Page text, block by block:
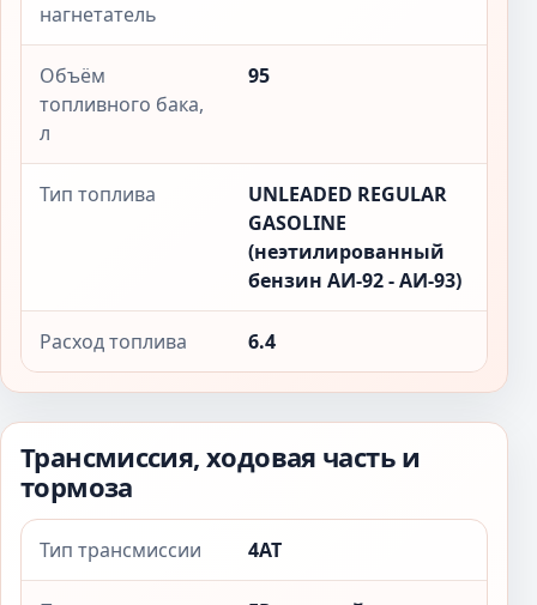
нагнетатель
Объём
топливного бака,
л
95
Тип топлива
UNLEADED REGULAR
GASOLINE
(неэтилированный
бензин АИ-92 - АИ-93)
Расход топлива 6.4
Трансмиссия, ходовая часть и
тормоза
Тип трансмиссии 4AT